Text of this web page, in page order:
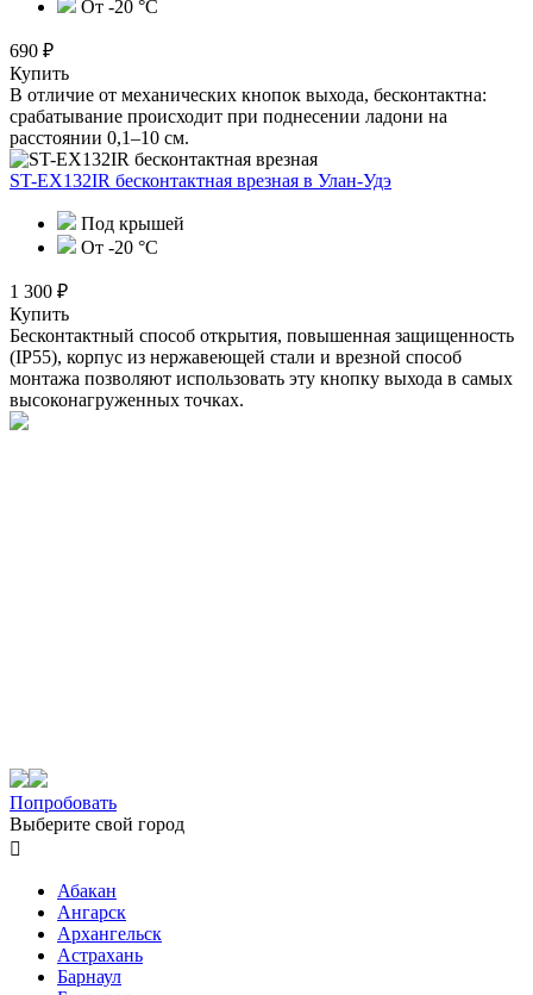
От -20 °C
690 ₽
Купить
В отличие от механических кнопок выхода, бесконтактна:
срабатывание происходит при поднесении ладони на
расстоянии 0,1–10 см.
ST-EX132IR бесконтактная врезная в Улан-Удэ
Под крышей
От -20 °С
1 300 ₽
Купить
Бесконтактный способ открытия, повышенная защищенность
(IP55), корпус из нержавеющей стали и врезной способ
монтажа позволяют использовать эту кнопку выхода в самых
высоконагруженных точках.
Попробовать
Выберите свой город

Абакан
Ангарск
Архангельск
Астрахань
Барнаул